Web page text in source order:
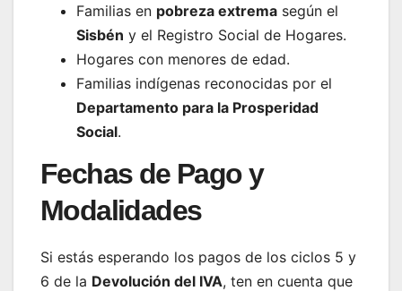
Familias en pobreza extrema según el
Sisbén y el Registro Social de Hogares.
Hogares con menores de edad.
Familias indígenas reconocidas por el
Departamento para la Prosperidad
Social.
Fechas de Pago y
Modalidades
Si estás esperando los pagos de los ciclos 5 y
6 de la Devolución del IVA, ten en cuenta que